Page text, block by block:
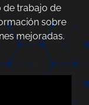
de trabajo de
sobre
mejoradas.